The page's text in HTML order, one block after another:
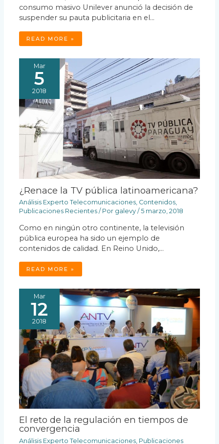
consumo masivo Unilever anunció la decisión de
suspender su pauta publicitaria en el…
READ MORE »
Mar
5
2018
¿Renace la TV pública latinoamericana?
Análisis Experto Telecomunicaciones, Contenidos,
Publicaciones Recientes / Por galevy/5 marzo, 2018
Como en ningún otro continente, la televisión
pública europea ha sido un ejemplo de
contenidos de calidad. En Reino Unido,…
READ MORE »
Mar
12
2018
El reto de la regulación en tiempos de
convergencia
Análisis Experto Telecomunicaciones Publicaciones